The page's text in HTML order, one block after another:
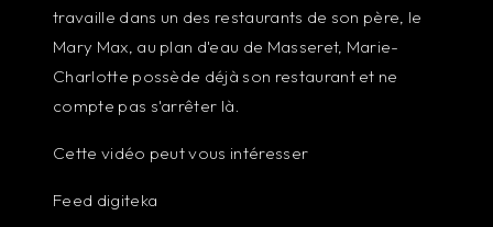
travaille dans un des restaurants de son père, le
Mary Max, au plan d'eau de Masseret, Marie-
Charlotte possède déjà son restaurant et ne
compte pas s'arrêter là.
Cette vidéo peut vous intéresser
Feed digiteka